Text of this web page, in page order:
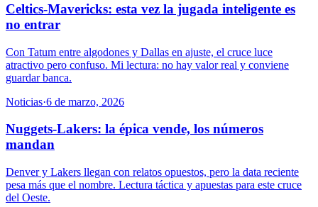
Celtics-Mavericks: esta vez la jugada inteligente es
no entrar
Con Tatum entre algodones y Dallas en ajuste, el cruce luce
atractivo pero confuso. Mi lectura: no hay valor real y conviene
guardar banca.
Noticias·6 de marzo, 2026
Nuggets-Lakers: la épica vende, los números
mandan
Denver y Lakers llegan con relatos opuestos, pero la data reciente
pesa más que el nombre. Lectura táctica y apuestas para este cruce
del Oeste.